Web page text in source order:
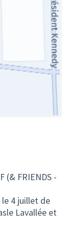
(& FRIENDS -
4 juillet de
Lavallée et